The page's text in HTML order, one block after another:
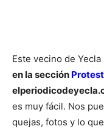
Este vecino de Yecla
en la sección
es muy fácil. Nos
quejas, fotos y lo